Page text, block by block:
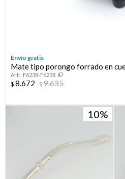
Envío gratis
Mate tipo porongo forrado en
F6238-F6238
$ 8.672 $9.635
10